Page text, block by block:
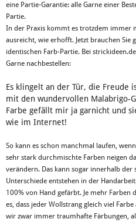
eine Partie-Garantie: alle Garne einer
Partie.
In der Praxis kommt es trotzdem immer
ausreicht, wie erhofft. Jetzt brauchen Sie
identischen Farb-Partie. Bei
Garne nachbestellen:
Es klingelt an der Tür, die Freude
mit den wundervollen Malabrigo-
Farbe gefällt mir ja garnicht und
wie im Internet!
So kann es schon manchmal laufen,
sehr stark durchmischte Farben neigen
verändern. Das kann sogar innerhalb der
Unterschiede entstehen in der
100% von Hand gefärbt. Je mehr
es, dass jeder Wollstrang gleich viel
wir zwar immer traumhafte Färbungen,